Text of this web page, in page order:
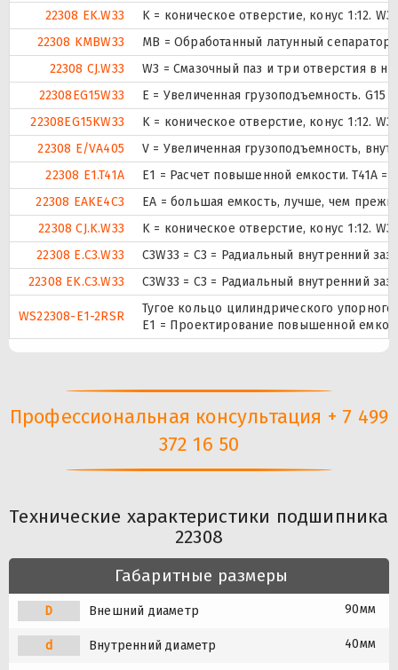
22308 EK.W33
K = коническое отверстие, конус 1:12.
22308 KMBW33
MB = Обработанный латунный
22308 CJ.W33
W3 = Смазочный паз и три отверстия в
22308EG15W33
E = Увеличенная грузоподъемность.
22308EG15KW33
K = коническое отверстие, конус 1:12.
22308 E/VA405
V = Увеличенная грузоподъемность,
22308 E1.T41A
E1 = Расчет повышенной емкости. T41A
22308 EAKE4C3
EA = большая емкость, лучше, чем
22308 CJ.K.W33
K = коническое отверстие, конус 1:12.
22308 E.C3.W33
C3W33 = C3 = Радиальный внутренний
22308 EK.C3.W33
C3W33 = C3 = Радиальный внутренний
WS22308-E1-2RSR
Тугое кольцо цилиндрического
E1 = Проектирование повышенной
Профессиональная консультация + 7 499
372 16 50
Технические характеристики подшипника
22308
Габаритные размеры
D Внешний диаметр 90мм
d Внутренний диаметр 40мм